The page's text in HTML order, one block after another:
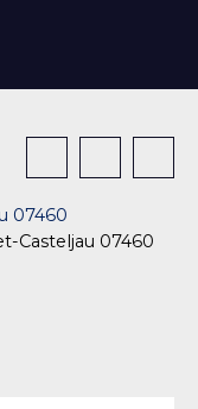
07460
Casteljau 07460